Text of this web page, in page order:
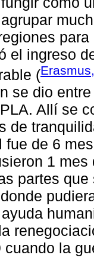
el ingreso
(
se dio
Allí se
de
fue de 6
1
partes
cuando la